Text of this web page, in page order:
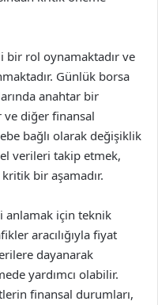
bir rol oynamaktadır ve
Günlük borsa
anahtar bir
ve diğer finansal
bağlı olarak değişiklik
verileri takip etmek,
bir aşamadır.
anlamak için teknik
aracılığıyla fiyat
dayanarak
yardımcı olabilir.
finansal durumları,